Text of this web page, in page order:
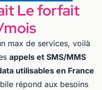
Le forfait
mois
max de services, voilà
appels et SMS/MMS
utilisables en France
répond aux besoins